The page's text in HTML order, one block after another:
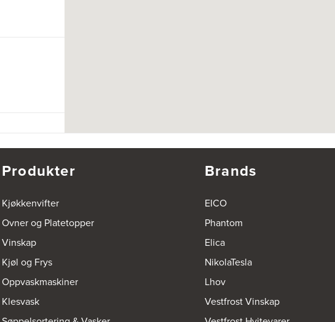
Produkter
Kjøkkenvifter
Ovner og Platetopper
Vinskap
Kjøl og Frys
Oppvaskmaskiner
Klesvask
Brands
EICO
Phantom
Elica
NikolaTesla
Lhov
Vestfrost Vinskap